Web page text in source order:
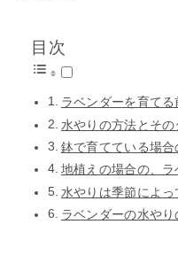
目次
ラベンダーを育て
水やりの方法とそ
鉢で育てている場
地植えの場合の、ラ
水やりは季節によ
ラベンダーの水や